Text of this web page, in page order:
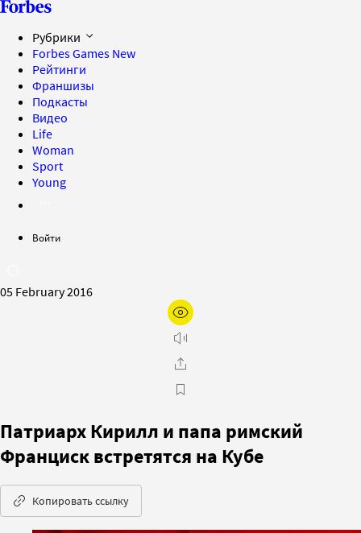
Рубрики
Forbes Games New
Рейтинги
Франшизы
Подкасты
Видео
Life
Woman
Sport
Young
Войти
05 February 2016
Патриарх Кирилл и папа римский
Франциск встретятся на Кубе
Копировать ссылку